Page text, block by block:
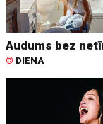
Audums bez
© DIENA